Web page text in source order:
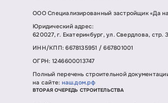
ООО Специализированный застройщик «Да
Юридический адрес:
620027, г. Екатеринбург, ул. Свердлова, стр.
ИНН/КПП: 6678135951 / 667801001
ОГРН: 1246600013747
Полный перечень строительной
на сайте: наш.дом.рф
ВТОРАЯ ОЧЕРЕДЬ СТРОИТЕЛЬСТВА